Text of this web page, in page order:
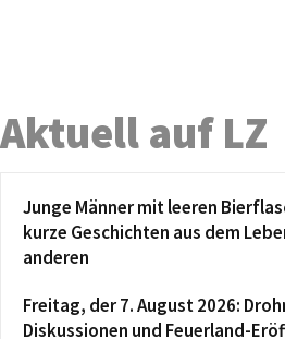
Aktuell auf LZ
Junge Männer mit leeren
kurze Geschichten aus dem
anderen
Freitag, der 7. August 2026:
Diskussionen und Feuerland-